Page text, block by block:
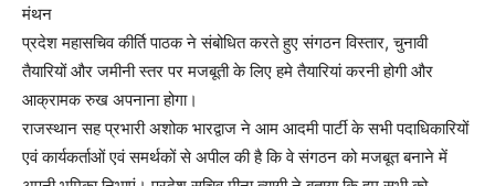
मंथन
प्रदेश महासचिव कीर्ति पाठक ने संबोधित करते हुए संगठन विस्तार, चुनावी
तैयारियों और जमीनी स्तर पर मजबूती के लिए हमे तैयारियां करनी होगी और
आक्रामक रुख अपनाना होगा।
राजस्थान सह प्रभारी अशोक भारद्वाज ने आम आदमी पार्टी के सभी पदाधिकारियों
एवं कार्यकर्ताओं एवं समर्थकों से अपील की है कि वे संगठन को मजबूत बनाने में